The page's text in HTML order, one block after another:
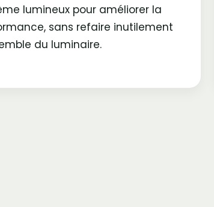
lumineux pour améliorer la
sans refaire inutilement
du luminaire.